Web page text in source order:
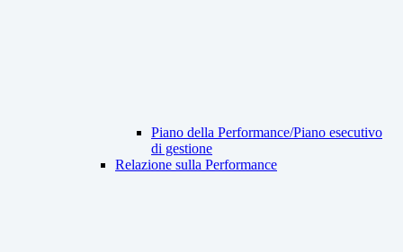
Piano della Performance/Piano esecutivo
di gestione
Relazione sulla Performance